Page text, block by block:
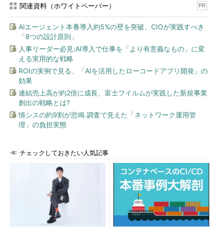
関連資料（ホワイトペーパー） PR
AIエージェント本番導入約5%の壁を突破、CIOが実践すべき
「8つの設計原則」
人事リーダー必見:AI導入で仕事を「より有意義なもの」に変
える実用的な戦略
ROIの実例で見る、「AIを活用したローコードアプリ開発」の
効果
連結売上高が約2倍に成長、富士フイルムが実践した新規事業
創出の戦略とは?
情シスの約9割が悲鳴 調査で見えた「ネットワーク運用管
理」の負担実態
チェックしておきたい人気記事